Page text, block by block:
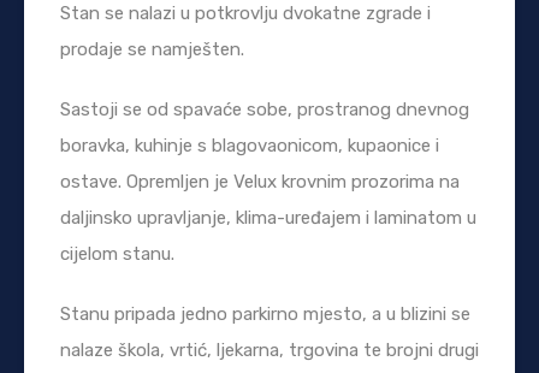
Stan se nalazi u potkrovlju dvokatne zgrade i
prodaje se namješten.
Sastoji se od spavaće sobe, prostranog dnevnog
boravka, kuhinje s blagovaonicom, kupaonice i
ostave. Opremljen je Velux krovnim prozorima na
daljinsko upravljanje, klima-uređajem i laminatom u
cijelom stanu.
Stanu pripada jedno parkirno mjesto, a u blizini se
nalaze škola, vrtić, ljekarna, trgovina te brojni drugi